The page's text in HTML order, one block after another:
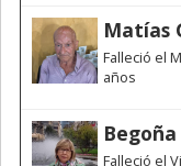
Matías
Falleció el
años
Falleció el